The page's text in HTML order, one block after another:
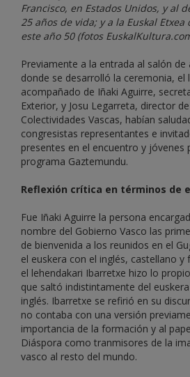
Francisco, en Estados Unidos, y al
25 años de vida; y a la Euskal
este año 50 (fotos
Previamente a la entrada al salón
donde se desarrolló la ceremonia, el
acompañado de Iñaki Aguirre,
Exterior, y Josu Legarreta, director
Colectividades Vascas, habían
congresistas representantes e
presentes en el encuentro y jóvenes
programa Gaztemundu.
Reflexión crítica en términos de
Fue Iñaki Aguirre la persona
nombre del Gobierno Vasco las
de bienvenida a los reunidos en el
el euskera con el inglés, castellano y
el lehendakari Ibarretxe hizo lo
que saltó indistintamente del
inglés. Ibarretxe se refirió en su
no contaba con una versión
importancia de la formación y al
Diáspora como tranmisores de la
vasco al resto del mundo.